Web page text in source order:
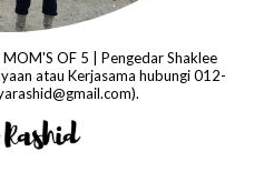
OF 5 | Pengedar Shaklee
atau Kerjasama hubungi 012-